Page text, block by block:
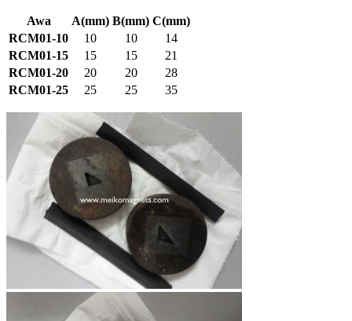
Awa A(mm) B(mm) C(mm)
RCM01-10
10 10
14
RCM01-15
15 15
21
RCM01-20
20 20
28
RCM01-25
25 25 35